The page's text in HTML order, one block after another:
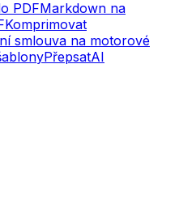
PDFMarkdown na
Komprimovat
smlouva na motorové
PřepsatAI